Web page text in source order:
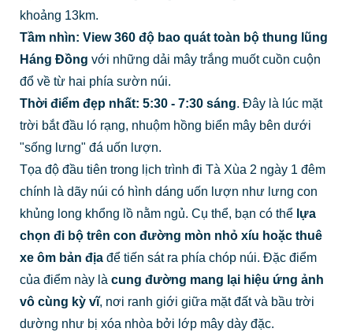
khoảng 13km.
Tầm nhìn: View 360 độ bao quát toàn bộ thung lũng
Háng Đồng với những dải mây trắng muốt cuồn cuộn
đổ về từ hai phía sườn núi.
Thời điểm đẹp nhất: 5:30 - 7:30 sáng. Đây là lúc mặt
trời bắt đầu ló rạng, nhuộm hồng biển mây bên dưới
"sống lưng" đá uốn lượn.
Tọa độ đầu tiên trong lịch trình đi Tà Xùa 2 ngày 1 đêm
chính là dãy núi có hình dáng uốn lượn như lưng con
khủng long khổng lồ nằm ngủ. Cụ thể, bạn có thể lựa
chọn đi bộ trên con đường mòn nhỏ xíu hoặc thuê
xe ôm bản địađể tiến sát ra phía chóp núi. Đặc điểm
của điểm này là cung đường mang lại hiệu ứng ảnh
vô cùng kỳ vĩ, nơi ranh giới giữa mặt đất và bầu trời
dường như bị xóa nhòa bởi lớp mây dày đặc.